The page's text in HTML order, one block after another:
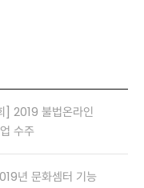
] 2019 불법온라인
수주
년 문화셈터 기능